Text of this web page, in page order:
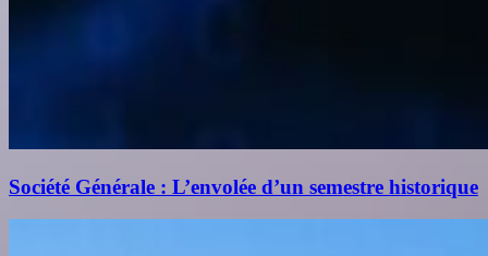
Société Générale : L’envolée d’un semestre historique